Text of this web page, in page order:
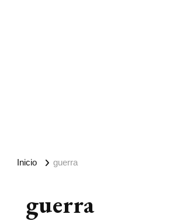
Inicio guerra
guerra